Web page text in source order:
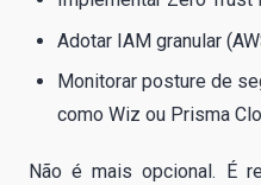
Adotar IAM granular
Monitorar posture de
como Wiz ou Prisma
Não é mais opcional. É